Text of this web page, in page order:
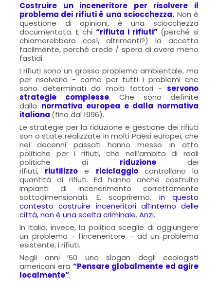
Costruire un inceneritore per risolvere il
problema dei rifiuti è una sciocchezza. Non è
questione di opinioni, è una sciocchezza
documentata. E chi“rifiuta i rifiuti”(perché si
chiamerebbero così, altrimenti?) la accetta
facilmente, perché crede / spera di avere meno
fastidi.
I rifiuti sono un grosso problema ambientale, ma
per risolverlo - come per tutti i problemi che
sono determinati da molti fattori - servono
strategie complesse. Che sono definite
dalla normativa europea e dalla normativa
italiana (fino dal 1996).
Le strategie per la riduzione e gestione dei rifiuti
son o state realizzate in molti Paesi europei, che
nei decenni passati hanno messo in atto
politiche per i rifiuti, che nell’ambito di reali
politiche di riduzione
dei
rifiuti, riutilizzo e riciclaggio
controllano la
quantità di rifiuti. Ed hanno anche costruito
impianti di incenerimento correttamente
sottodimensionati. E, scopriremo, in questo
contesto costruire inceneritori all’interno delle
città, non è una scelta criminale. Anzi.
In Italia, invece, la politica sceglie di aggiungere
un problema - l’inceneritore - ad un problema
esistente, i rifiuti.
Negli anni ’60 uno slogan degli ecologisti
americani era “Pensare globalmente ed agire
localmente”.